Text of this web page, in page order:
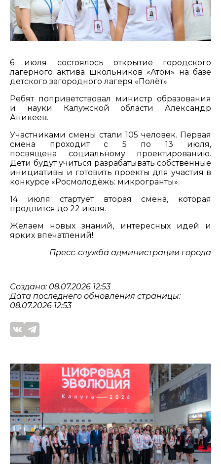
6 июля состоялось открытие городского
лагерного актива школьников «Атом» на базе
детского загородного лагеря «Полёт»
Ребят поприветствовал министр образования
и науки Калужской области Александр
Аникеев.
Участниками смены стали 105 человек. Первая
смена проходит с 5 по 13 июля,
посвящена социальному проектированию.
Дети будут учиться разрабатывать собственные
инициативы и готовить проекты для участия в
конкурсе «Росмолодёжь: микрогранты».
14 июля стартует вторая смена, которая
продлится до 22 июля.
Желаем новых знаний, интересных идей и
ярких впечатлений!
Пресс-служба администрации города
Создано: 08.07.2026 12:53
Дата последнего обновления страницы:
08.07.2026 12:53